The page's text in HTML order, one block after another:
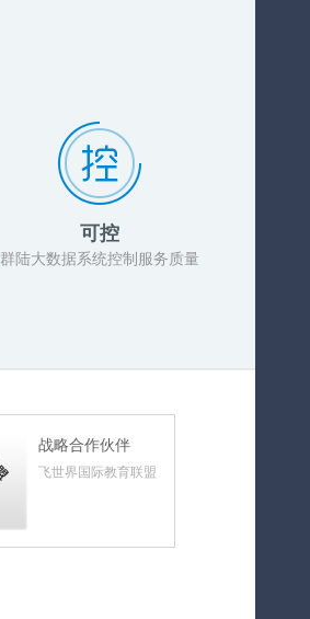
可控
群陆大数据系统控制服务质量
战略合作伙伴
飞世界国际教育联盟